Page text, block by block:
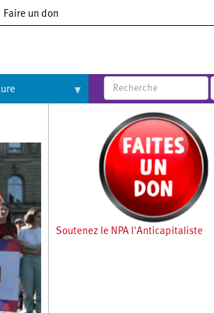
Faire un don
Soutenez le NPA l'Anticapitaliste